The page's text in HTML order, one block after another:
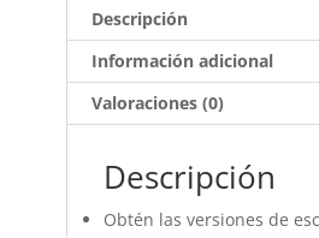
Descripción
Información adicional
Valoraciones (0)
Descripción
Obtén las versiones de